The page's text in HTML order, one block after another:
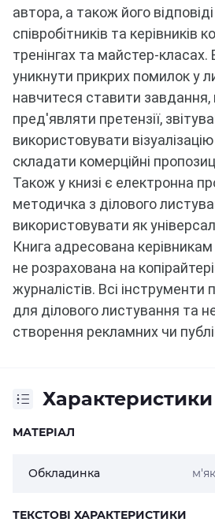
автора, а також його
співробітників та керівників
тренінгах та майстер-класах.
уникнути прикрих помилок у
навчитеся ставити завдання,
пред'являти претензії,
використовувати
складати комерційні
Також у книзі є електронна
методичка з ділового
використовувати як
Книга адресована керівникам
не розрахована на
журналістів. Всі інструменти
для ділового листування та
створення рекламних чи
Характеристики
МАТЕРІАЛ
Обкладинка
ТЕКСТОВІ ХАРАКТЕРИСТИКИ